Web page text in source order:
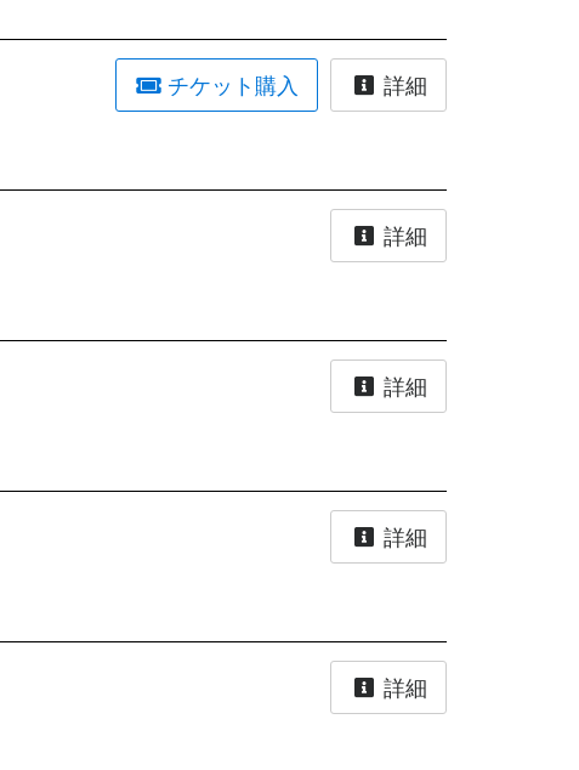
チケット購入 詳細
詳細
詳細
詳細
詳細